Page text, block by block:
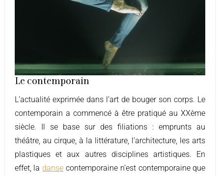
Le contemporain
L’actualité exprimée dans l’art de bouger son corps. Le
contemporain a commencé à être pratiqué au XXème
siècle. Il se base sur des filiations : emprunts au
théâtre, au cirque, à la littérature, l’architecture, les arts
plastiques et aux autres disciplines artistiques. En
effet, ladanse contemporaine n’est contemporaine que